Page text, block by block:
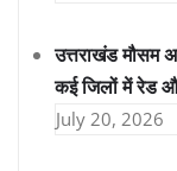
उत्तराखंड मौसम
कई जिलों में रेड
July 20, 2026